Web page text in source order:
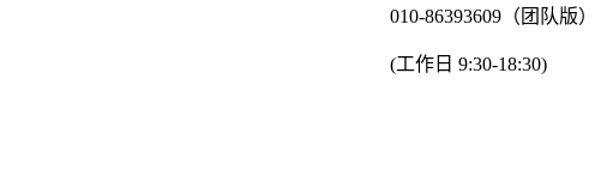
010-86393609（团队版）
(工作日 9:30-18:30)